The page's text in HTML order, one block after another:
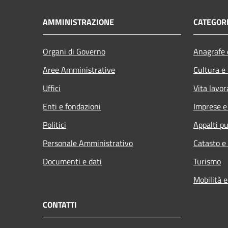
AMMINISTRAZIONE
Organi di Governo
Aree Amministrative
Uffici
Enti e fondazioni
Politici
Personale Amministrativo
Documenti e dati
Cultura
Vita
Imprese
Appalti
Catasto
Turismo
Mobilità
CONTATTI